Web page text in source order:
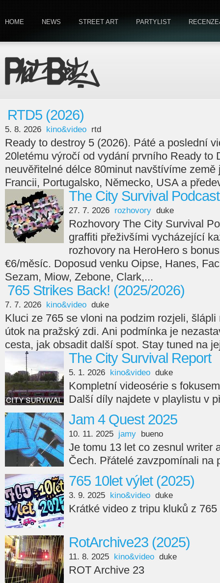
HOME NEWS STREET ART PARTYLIST
RTD5 (2026)
5. 8. 2026 kino&video rtd
Ready to destroy 5 (2026). Páté a poslední
20letému výročí od vydání prvního Ready to
neuvěřitelné délce 80minut navštívíme
Francii, Portugalsko, Německo, USA a
The City Survival Podcast
27. 7. 2026 rozhovory duke
Rozhovory The City Survival
graffiti přeživšími vycházející
rozhovory na HeroHero s
€6/měsíc. Doposud venku Oipse, Hanes,
Sezam, Miow, Zebone, Clark,...
765 Strikes Back! (2025/2026)
7. 7. 2026 kino&video duke
Kluci ze 765 se vloni na podzim rozjeli,
útok na pražský zdi. Ani podmínka je
cesta, jak obsadit další spot. Stay tuned na
The City Survival Report
5. 1. 2026 kino&video duke
Kompletní videosérie s
Další díly najdete v playlistu v
Jam 4 Quest 2025
10. 11. 2025 jamy bueno
Je tomu 13 let co zesnul writer
Čech. Přátelé zavzpomínali na
765 10let výlet (2025)
3. 9. 2025 kino&video duke
Krátké video z tripu kluků z
RotArchive23 (2025)
11. 8. 2025 kino&video duke
ROT Archive 23